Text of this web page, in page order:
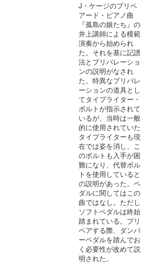
J ・ケージのプリペ
アード・ピアノ曲
『孤島の娘たち』 の
井上講師による模範
演奏から始められ
た。それを基に記譜
法とプリパレーショ
ンの説明がなされ
た。特異なプリパレ
ーションの道具とし
てタイプライター・
ボルトが指示されて
いるが、当時は一般
的に使用されていた
タイプライターも現
在では姿を消し、こ
のボルトも入手が困
難になり、代替ボル
トを使用していると
の説明があった。ペ
ダルに関してはこの
曲ではなし。ただし
ソフトペダルは終始
踏まれている。プリ
ペアする際、ダンパ
ーペダルを踏んでお
く必要性が改めて説
明された。